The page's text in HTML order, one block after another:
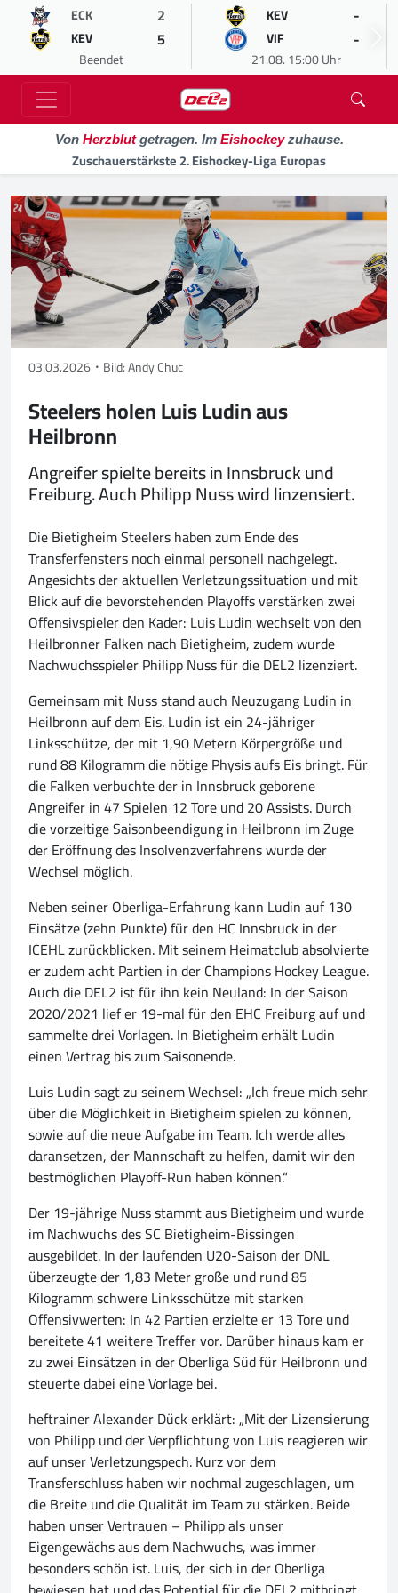
ECK 2
KEV 5
Beendet
KEV -
VIF -
21.08. 15:00 Uhr
Von Herzblutgetragen. Im Eishockeyzuhause.
Zuschauerstärkste 2. Eishockey-Liga Europas
03.03.2026 Bild: Andy Chuc
Steelers holen Luis Ludin aus
Heilbronn
Angreifer spielte bereits in Innsbruck und
Freiburg. Auch Philipp Nuss wird linzensiert.
Die Bietigheim Steelers haben zum Ende des
Transferfensters noch einmal personell nachgelegt.
Angesichts der aktuellen Verletzungssituation und mit
Blick auf die bevorstehenden Playoffs verstärken zwei
Offensivspieler den Kader: Luis Ludin wechselt von den
Heilbronner Falken nach Bietigheim, zudem wurde
Nachwuchsspieler Philipp Nuss für die DEL2 lizenziert.
Gemeinsam mit Nuss stand auch Neuzugang Ludin in
Heilbronn auf dem Eis. Ludin ist ein 24-jähriger
Linksschütze, der mit 1,90 Metern Körpergröße und
rund 88 Kilogramm die nötige Physis aufs Eis bringt. Für
die Falken verbuchte der in Innsbruck geborene
Angreifer in 47 Spielen 12 Tore und 20 Assists. Durch
die vorzeitige Saisonbeendigung in Heilbronn im Zuge
der Eröffnung des Insolvenzverfahrens wurde der
Wechsel möglich.
Neben seiner Oberliga-Erfahrung kann Ludin auf 130
Einsätze (zehn Punkte) für den HC Innsbruck in der
ICEHL zurückblicken. Mit seinem Heimatclub absolvierte
er zudem acht Partien in der Champions Hockey League.
Auch die DEL2 ist für ihn kein Neuland: In der Saison
2020/2021 lief er 19-mal für den EHC Freiburg auf und
sammelte drei Vorlagen. In Bietigheim erhält Ludin
einen Vertrag bis zum Saisonende.
Luis Ludin sagt zu seinem Wechsel: „Ich freue mich sehr
über die Möglichkeit in Bietigheim spielen zu können,
sowie auf die neue Aufgabe im Team. Ich werde alles
daransetzen, der Mannschaft zu helfen, damit wir den
bestmöglichen Playoff-Run haben können.“
Der 19-jährige Nuss stammt aus Bietigheim und wurde
im Nachwuchs des SC Bietigheim-Bissingen
ausgebildet. In der laufenden U20-Saison der DNL
überzeugte der 1,83 Meter große und rund 85
Kilogramm schwere Linksschütze mit starken
Offensivwerten: In 42 Partien erzielte er 13 Tore und
bereitete 41 weitere Treffer vor. Darüber hinaus kam er
zu zwei Einsätzen in der Oberliga Süd für Heilbronn und
steuerte dabei eine Vorlage bei.
heftrainer Alexander Dück erklärt: „Mit der Lizensierung
von Philipp und der Verpflichtung von Luis reagieren wir
auf unser Verletzungspech. Kurz vor dem
Transferschluss haben wir nochmal zugeschlagen, um
die Breite und die Qualität im Team zu stärken. Beide
haben unser Vertrauen – Philipp als unser
Eigengewächs aus dem Nachwuchs, was immer
besonders schön ist. Luis, der sich in der Oberliga